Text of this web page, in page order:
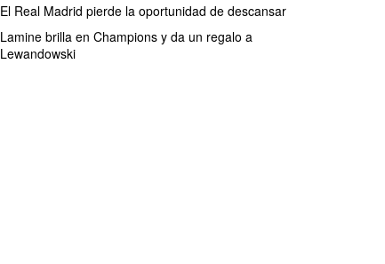
El Real Madrid pierde la oportunidad de descansar
Lamine brilla en Champions y da un regalo a
Lewandowski